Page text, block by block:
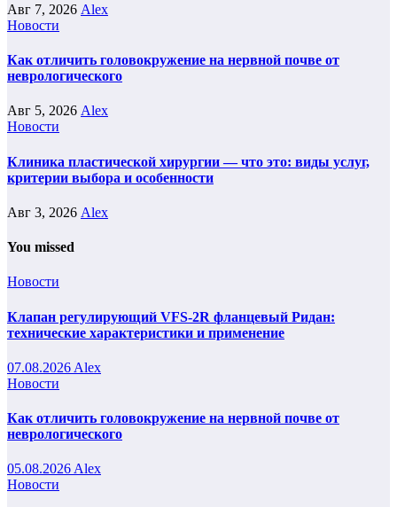
Авг 7, 2026 Alex
Новости
Как отличить головокружение на нервной почве от
неврологического
Авг 5, 2026 Alex
Новости
Клиника пластической хирургии — что это: виды услуг,
критерии выбора и особенности
Авг 3, 2026 Alex
You missed
Новости
Клапан регулирующий VFS-2R фланцевый Ридан:
технические характеристики и применение
07.08.2026 Alex
Новости
Как отличить головокружение на нервной почве от
неврологического
05.08.2026 Alex
Новости